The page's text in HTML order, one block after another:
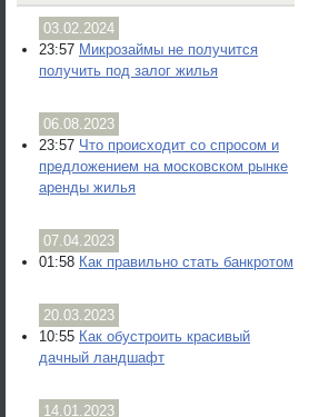
03.02.2024
23:57 Микрозаймы не получится
получить под залог жилья
06.08.2023
23:57 Что происходит со спросом и
предложением на московском рынке
аренды жилья
07.04.2023
01:58 Как правильно стать банкротом
20.03.2023
10:55 Как обустроить красивый
дачный ландшафт
14.01.2023